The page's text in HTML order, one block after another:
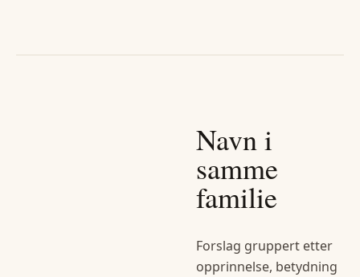
Navn i
samme
familie
Forslag gruppert etter
opprinnelse, betydning